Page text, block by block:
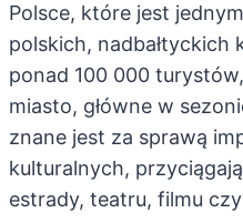
Polsce, które jest
polskich, nadbałtyckich
ponad 100 000
miasto, główne w
znane jest za sprawą
kulturalnych,
estrady, teatru, filmu